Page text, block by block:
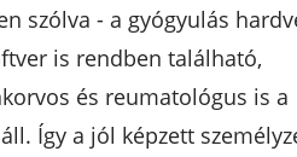
szólva - a gyógyulás
is rendben található,
és reumatológus is a
Így a jól képzett